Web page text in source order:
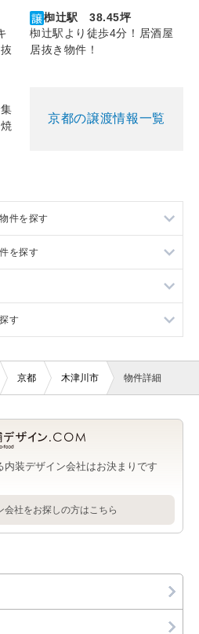
椥辻駅 38.45坪
椥辻駅より徒歩4分！居酒屋
居抜き物件！
京都の譲渡情報一覧
件を探す
な店舗物件・貸店舗・テナント一
な店舗物件・貸店舗・テナント一
ニックを出店可能な店舗物件・貸
を探す
店舗物件・貸店舗・テナント一覧
店舗物件・貸店舗・テナント一覧
ックを出店可能な店舗物件・貸店
能な店舗物件・貸店舗・テナント
オを出店可能な店舗物件・貸店
店舗・テナント一覧
す
京都 木津川市 物件詳細
装デザイン会社はお決まりです
会社をお探しの方はこちら